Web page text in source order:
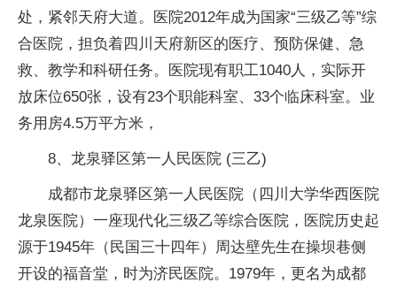
处，紧邻天府大道。医院2012年成为国家“三级乙等”综
合医院，担负着四川天府新区的医疗、预防保健、急
救、教学和科研任务。医院现有职工1040人，实际开
放床位650张，设有23个职能科室、33个临床科室。业
务用房4.5万平方米，
8、龙泉驿区第一人民医院 (三乙)
成都市龙泉驿区第一人民医院（四川大学华西医院
龙泉医院）一座现代化三级乙等综合医院，医院历史起
源于1945年（民国三十四年）周达壁先生在操坝巷侧
开设的福音堂，时为济民医院。1979年，更名为成都